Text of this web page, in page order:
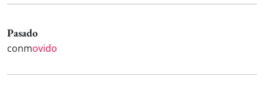
Pasado
conmovido